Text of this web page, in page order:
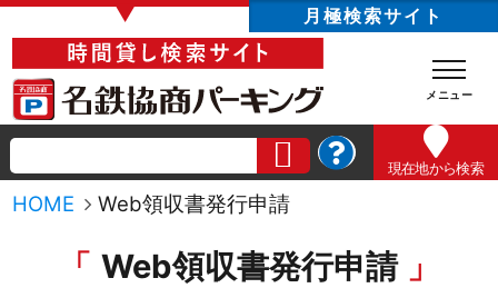
▼ 月極検索サイト
現在地から検索
HOME Web領収書発行申請
Web領収書発行申請